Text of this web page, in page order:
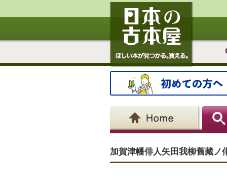
加賀津幡俳人矢田我柳舊藏